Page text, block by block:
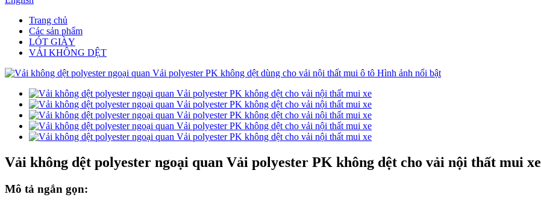
Trang chủ
Các sản phẩm
LÓT GIÀY
VẢI KHÔNG DỆT
Vải không dệt polyester ngoại quan Vải polyester PK không dệt cho vải nội thất mui xe
Mô tả ngắn gọn: